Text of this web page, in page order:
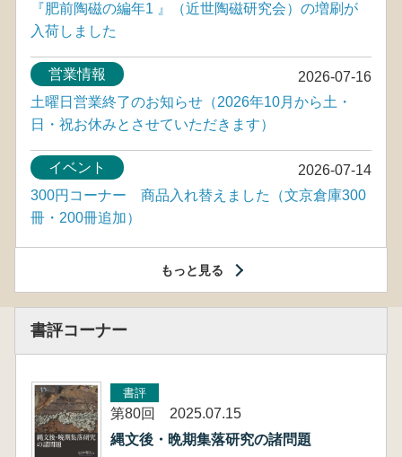
『肥前陶磁の編年1 』（近世陶磁研究会）の増刷が
入荷しました
2026-07-16
営業情報
土曜日営業終了のお知らせ（2026年10月から土・
日・祝お休みとさせていただきます）
2026-07-14
イベント
300円コーナー 商品入れ替えました（文京倉庫300
冊・200冊追加）
もっと見る
書評コーナー
書評
第80回 2025.07.15
縄文後・晩期集落研究の諸問題